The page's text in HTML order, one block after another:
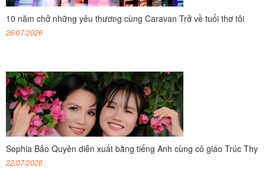
10 năm chở những yêu thương cùng Caravan Trở về tuổi thơ tôi
26/07/2026
Sophia Bảo Quyên diễn xuất bằng tiếng Anh cùng cô giáo Trúc Thy
22/07/2026